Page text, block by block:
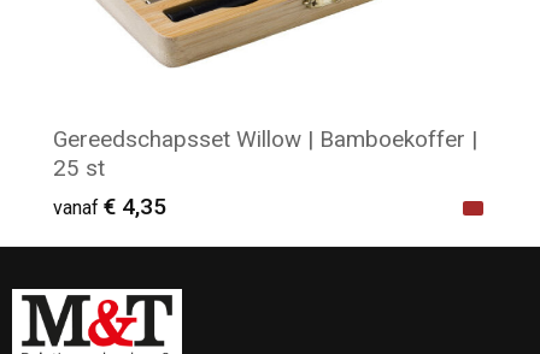
Gereedschapsset Willow | Bamboekoffer |
25 st
vanaf € 4,35
Minimale afname: 19